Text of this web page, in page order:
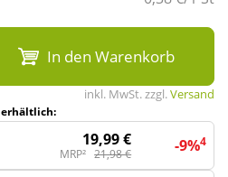
In den Warenkorb
inkl. MwSt. zzgl.Versand
erhältlich:
19,99 €
MRP² 21,98 € -9%4